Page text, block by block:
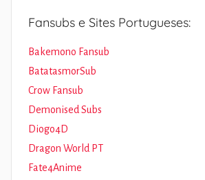
Fansubs e Sites Portugueses:
Bakemono Fansub
BatatasmorSub
Crow Fansub
Demonised Subs
Diogo4D
Dragon World PT
Fate4Anime